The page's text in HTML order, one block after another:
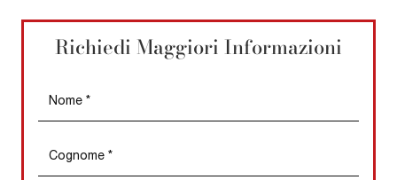
Richiedi Maggiori Informazioni